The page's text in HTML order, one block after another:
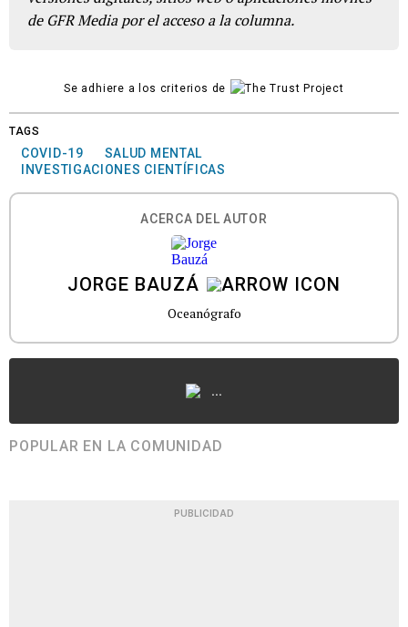
de GFR Media por el acceso a la columna.
Se adhiere a los criterios de
TAGS
COVID-19
SALUD MENTAL
INVESTIGACIONES CIENTÍFICAS
ACERCA DEL AUTOR
JORGE BAUZÁ
Oceanógrafo
...
POPULAR EN LA COMUNIDAD
PUBLICIDAD